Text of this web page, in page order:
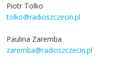
Piotr Tolko
tolko@radioszczecin.pl
Paulina Zaremba
zaremba@radioszczecin.pl